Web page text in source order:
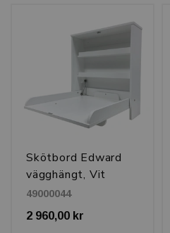
Skötbord Edward
vägghängt, Vit
49000044
2 960,00 kr